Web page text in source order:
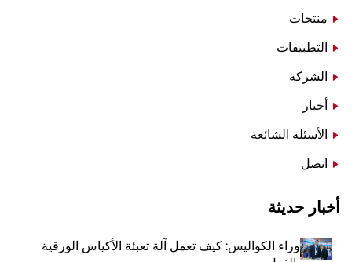
منتجات
التطبيقات
الشركة
أخبار
الأسئلة الشائعة
اتصل
أخبار حديثة
وراء الكواليس: كيف تعمل آلة تعبئة الأكياس الورقية